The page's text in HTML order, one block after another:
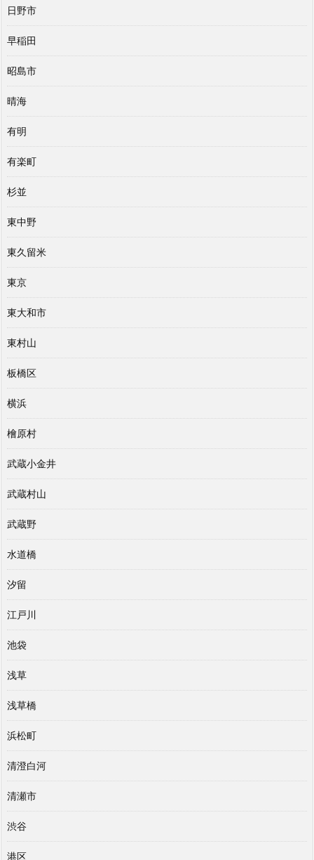
日野市
早稲田
昭島市
晴海
有明
有楽町
杉並
東中野
東久留米
東京
東大和市
東村山
板橋区
横浜
檜原村
武蔵小金井
武蔵村山
武蔵野
水道橋
汐留
江戸川
池袋
浅草
浅草橋
浜松町
清澄白河
清瀬市
渋谷
港区